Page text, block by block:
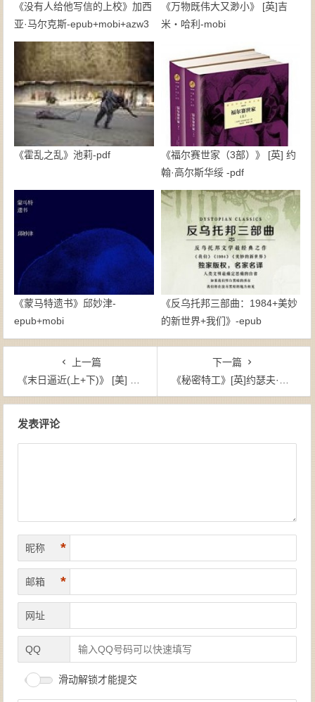
《没有人给他写信的上校》加西
亚·马尔克斯-epub+mobi+azw3
《万物既伟大又渺小》 [英]吉
米・哈利-mobi
《霍乱之乱》池莉-pdf
《福尔赛世家（3部）》 [英] 约
翰·高尔斯华绥 -pdf
《蒙马特遗书》邱妙津-
epub+mobi
《反乌托邦三部曲：1984+美妙
的新世界+我们》-epub
上一篇
《末日逼近(上+下)》 [美] 斯蒂芬·金（作者）-epub+mobi
下一篇
《秘密特工》[英]约瑟夫·康拉德 （作者）-epub+mobi+azw3
发表评论
昵称 *
邮箱 *
网址
QQ
滑动解锁才能提交